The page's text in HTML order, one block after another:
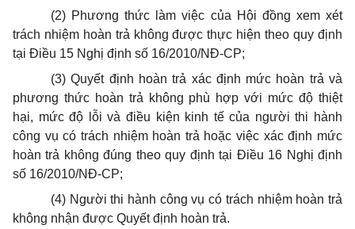
(2) Phương thức làm việc của Hội đồng xem xét
trách nhiệm hoàn trả không được thực hiện theo quy định
tại Điều 15 Nghị định số 16/2010/NĐ-CP;
(3) Quyết định hoàn trả xác định mức hoàn trả và
phương thức hoàn trả không phù hợp với mức độ thiệt
hại, mức độ lỗi và điều kiện kinh tế của người thi hành
công vụ có trách nhiệm hoàn trả hoặc việc xác định mức
hoàn trả không đúng theo quy định tại Điều 16 Nghị định
số 16/2010/NĐ-CP;
(4) Người thi hành công vụ có trách nhiệm hoàn trả
không nhận được Quyết định hoàn trả.